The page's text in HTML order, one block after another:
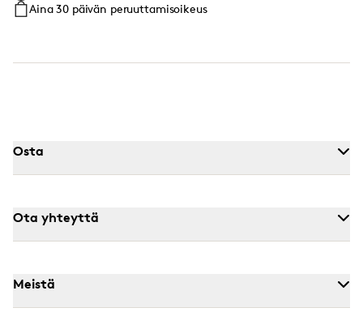
Aina 30 päivän peruuttamisoikeus
Osta
Ota yhteyttä
Meistä